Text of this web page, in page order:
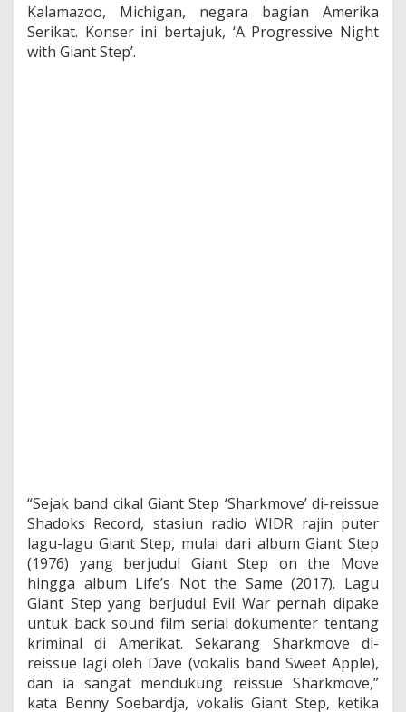
e
r
Kalamazoo, Michigan, negara bagian Amerika
Serikat. Konser ini bertajuk, ‘A Progressive Night
with Giant Step’.
“Sejak band cikal Giant Step ‘Sharkmove’ di-reissue
Shadoks Record, stasiun radio WIDR rajin puter
lagu-lagu Giant Step, mulai dari album Giant Step
(1976) yang berjudul Giant Step on the Move
hingga album Life’s Not the Same (2017). Lagu
Giant Step yang berjudul Evil War pernah dipake
untuk back sound film serial dokumenter tentang
kriminal di Amerikat. Sekarang Sharkmove di-
reissue lagi oleh Dave (vokalis band Sweet Apple),
dan ia sangat mendukung reissue Sharkmove,”
kata Benny Soebardja, vokalis Giant Step, ketika